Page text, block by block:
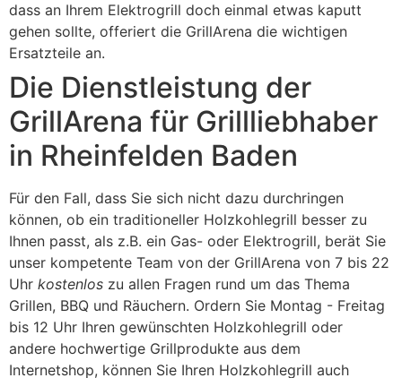
dass an Ihrem Elektrogrill doch einmal etwas kaputt
gehen sollte, offeriert die GrillArena die wichtigen
Ersatzteile an.
Die Dienstleistung der
GrillArena für Grillliebhaber
in Rheinfelden Baden
Für den Fall, dass Sie sich nicht dazu durchringen
können, ob ein traditioneller Holzkohlegrill besser zu
Ihnen passt, als z.B. ein Gas- oder Elektrogrill, berät Sie
unser kompetente Team von der GrillArena von 7 bis 22
Uhr kostenlos zu allen Fragen rund um das Thema
Grillen, BBQ und Räuchern. Ordern Sie Montag - Freitag
bis 12 Uhr Ihren gewünschten Holzkohlegrill oder
andere hochwertige Grillprodukte aus dem
Internetshop, können Sie Ihren Holzkohlegrill auch